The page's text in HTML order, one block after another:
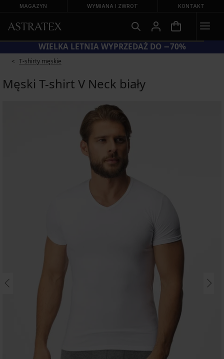
MAGAZYN WYMIANA I ZWROT KONTAKT
WIELKA LETNIA WYPRZEDAŻ DO −70%
T-shirty męskie
Męski T-shirt V Neck biały